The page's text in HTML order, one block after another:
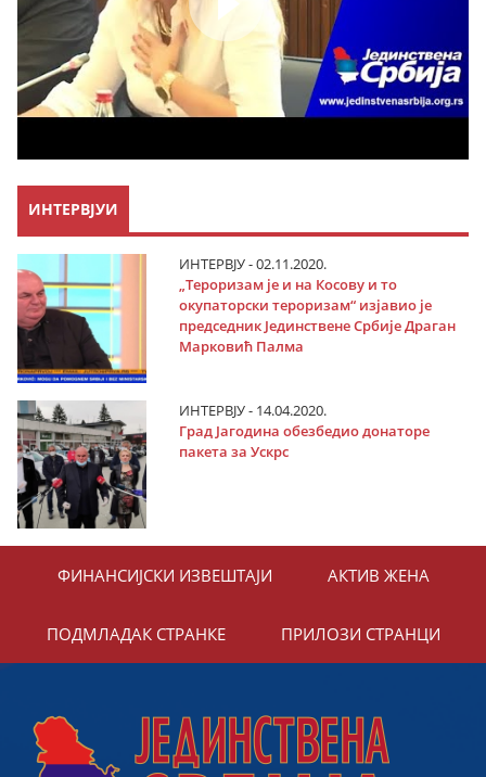
ИНТЕРВЈУИ
ИНТЕРВЈУ - 02.11.2020.
„Тероризам је и на Косову и то
окупаторски тероризам“ изјавио је
председник Јединствене Србије Драган
Марковић Палма
ИНТЕРВЈУ - 14.04.2020.
Град Јагодина обезбедио донаторе
пакета за Ускрс
ФИНАНСИЈСКИ ИЗВЕШТАЈИ АКТИВ ЖЕНА
ПОДМЛАДАК СТРАНКЕ ПРИЛОЗИ СТРАНЦИ